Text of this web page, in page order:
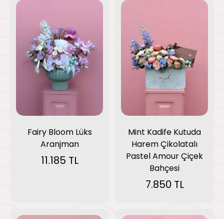
Fairy Bloom Lüks
Aranjman
11.185 TL
Mint Kadife Kutuda
Harem Çikolatalı
Pastel Amour Çiçek
Bahçesi
7.850 TL